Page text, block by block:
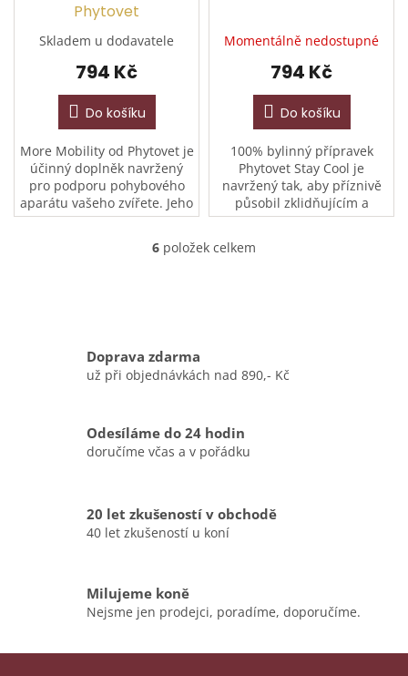
Phytovet
Skladem u dodavatele
794 Kč
Do košíku
More Mobility od Phytovet je
účinný doplněk navržený
pro podporu pohybového
aparátu vašeho zvířete. Jeho
komplexní složení cíleně
napomáhá udržovat...
Momentálně nedostupné
794 Kč
Do košíku
100% bylinný přípravek
Phytovet Stay Cool je
navržený tak, aby příznivě
působil zklidňujícím a
uvolňujícím způsobem na
Účinně pomáhá zvládat
O
í
v
k
y
p
i
6 položek celkem
Doprava zdarma
už při objednávkách nad 890,- Kč
Odesíláme do 24 hodin
doručíme včas a v pořádku
20 let zkušeností v obchodě
40 let zkušeností u koní
Milujeme koně
Nejsme jen prodejci, poradíme, doporučíme.